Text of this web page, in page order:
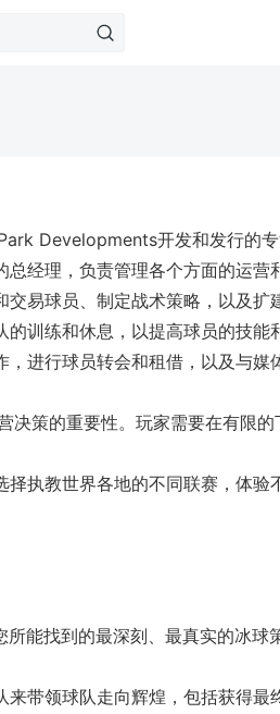
Developments开发和发行的
经理，负责管理各个方面的运营
易球员、制定战术策略，以及扩
训练和休息，以提高球员的技能
进行球员转会和租借，以及与媒
策的重要性。玩家需要在有限的
执教世界各地的不同联赛，体验
能找到的最深刻、最真实的冰球
带领球队走向辉煌，包括获得最